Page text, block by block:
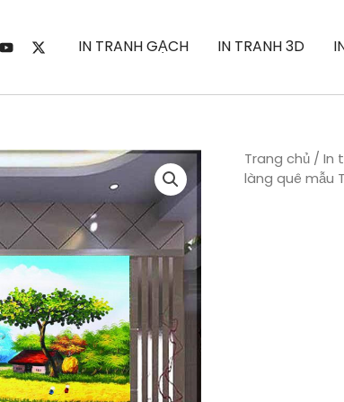
IN TRANH GẠCH IN TRANH 3D
Trang chủ / In
làng quê mẫu